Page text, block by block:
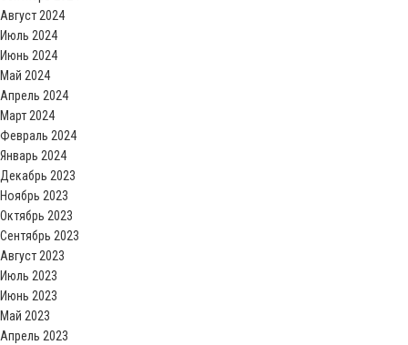
Август 2024
Июль 2024
Июнь 2024
Май 2024
Апрель 2024
Март 2024
Февраль 2024
Январь 2024
Декабрь 2023
Ноябрь 2023
Октябрь 2023
Сентябрь 2023
Август 2023
Июль 2023
Июнь 2023
Май 2023
Апрель 2023